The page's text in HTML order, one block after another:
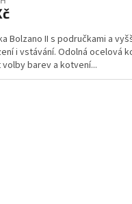
Bolzano II s područkami a
i vstávání. Odolná ocelová
barev a kotvení...